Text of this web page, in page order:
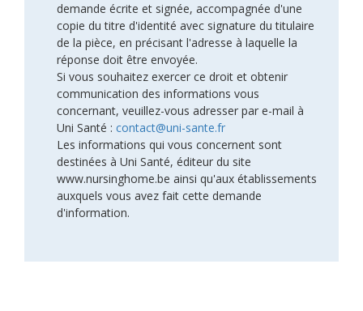
demande écrite et signée, accompagnée d'une
copie du titre d'identité avec signature du titulaire
de la pièce, en précisant l'adresse à laquelle la
réponse doit être envoyée.
Si vous souhaitez exercer ce droit et obtenir
communication des informations vous
concernant, veuillez-vous adresser par e-mail à
Uni Santé : contact@uni-sante.fr
Les informations qui vous concernent sont
destinées à Uni Santé, éditeur du site
www.nursinghome.be ainsi qu'aux établissements
auxquels vous avez fait cette demande
d'information.